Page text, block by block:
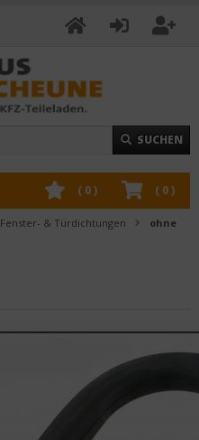
SUCHEN
( 0)
( 0)
Fenster- & Türdichtungen
ohne